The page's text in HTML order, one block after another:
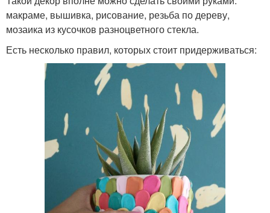
макраме, вышивка, рисование, резьба по дереву,
мозаика из кусочков разноцветного стекла.
Есть несколько правил, которых стоит придерживаться: